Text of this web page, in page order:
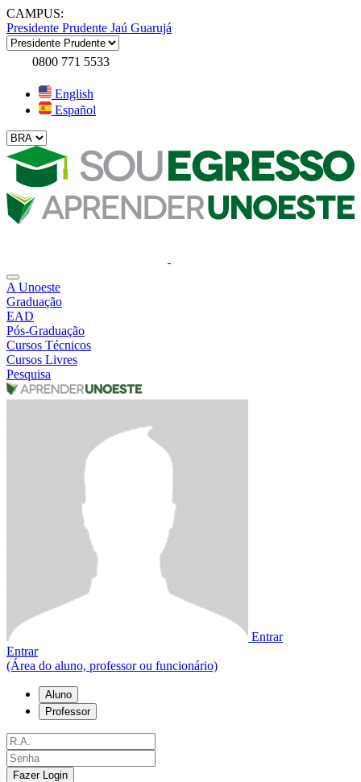
CAMPUS:
Presidente Prudente Jaú Guarujá
0800 771 5533
English
Español
A Unoeste
Graduação
EAD
Pós-Graduação
Cursos Técnicos
Cursos Livres
Pesquisa
Entrar
Entrar
(Área do aluno, professor ou funcionário)
Aluno
Professor
Fazer Login